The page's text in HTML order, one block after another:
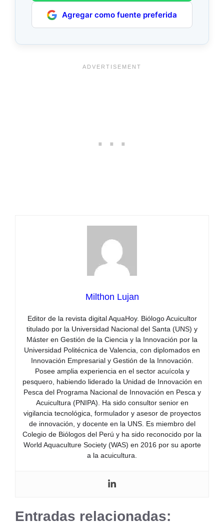
Agregar como fuente preferida
Milthon Lujan
Editor de la revista digital AquaHoy. Biólogo Acuicultor
titulado por la Universidad Nacional del Santa (UNS) y
Máster en Gestión de la Ciencia y la Innovación por la
Universidad Politécnica de Valencia, con diplomados en
Innovación Empresarial y Gestión de la Innovación.
Posee amplia experiencia en el sector acuícola y
pesquero, habiendo liderado la Unidad de Innovación en
Pesca del Programa Nacional de Innovación en Pesca y
Acuicultura (PNIPA). Ha sido consultor senior en
vigilancia tecnológica, formulador y asesor de proyectos
de innovación, y docente en la UNS. Es miembro del
Colegio de Biólogos del Perú y ha sido reconocido por la
World Aquaculture Society (WAS) en 2016 por su aporte
a la acuicultura.
Entradas relacionadas: